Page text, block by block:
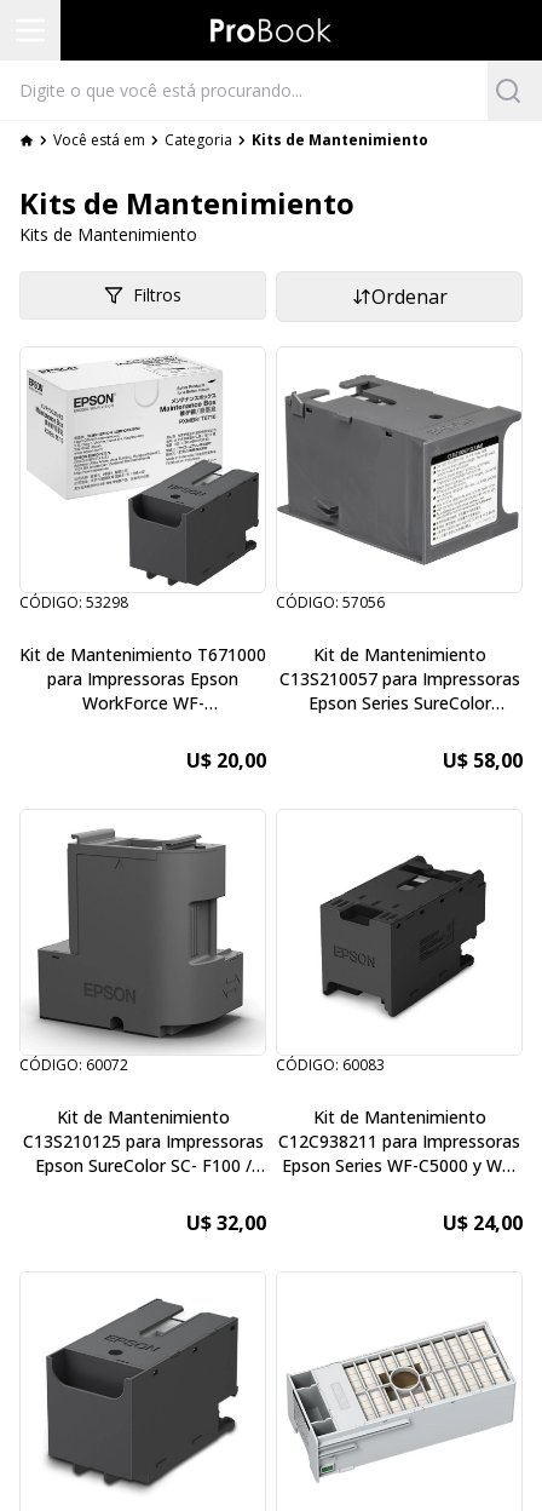
Você está em Categoria Kits de Mantenimiento
Kits de Mantenimiento
Kits de Mantenimiento
Filtros Ordenar
CÓDIGO: 53298
Kit de Mantenimiento T671000
para Impressoras Epson
WorkForce WF-
U$ 20,00
CÓDIGO: 57056
Kit de Mantenimiento
C13S210057 para Impressoras
Epson Series SureColor
24'' / F571 / F570U$ 58,00
CÓDIGO: 60072
Kit de Mantenimiento
C13S210125 para Impressoras
Epson SureColor SC- F100 /
U$ 32,00
CÓDIGO: 60083
Kit de Mantenimiento
C12C938211 para Impressoras
Epson Series WF-C5000 y WF-
U$ 24,00